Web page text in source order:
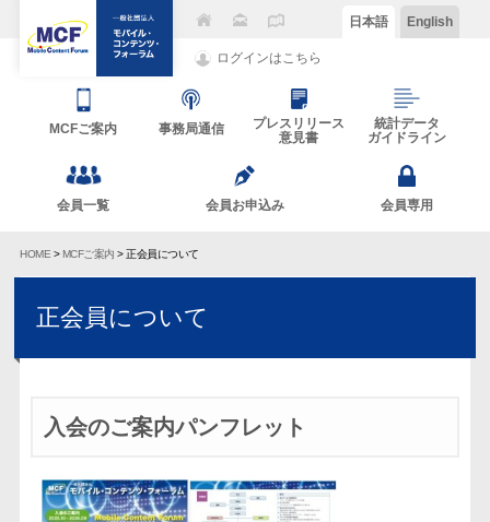
ログインはこちら
日本語 English
MCFご案内 事務局通信
プレスリリース
意見書
統計データ
ガイドライン
会員一覧 会員お申込み 会員専用
HOME >MCFご案内 > 正会員について
正会員について
入会のご案内パンフレット